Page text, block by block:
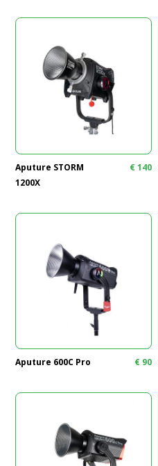
Aputure STORM
1200X
€140
Aputure 600C Pro € 90